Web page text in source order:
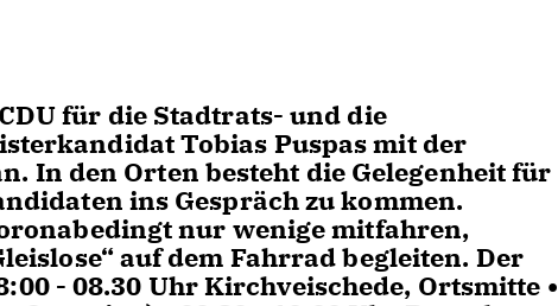
für die Stadtrats- und die
Tobias Puspas mit der
In den Orten besteht die Gelegenheit für
ins Gespräch zu kommen.
nur wenige mitfahren,
auf dem Fahrrad begleiten. Der
- 08.30 Uhr Kirchveischede, Ortsmitte •